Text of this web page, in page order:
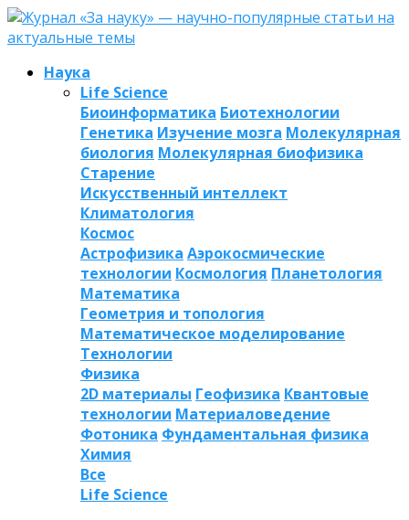
Наука
Life Science
Биоинформатика Биотехнологии
Генетика Изучение мозга Молекулярная
биология Молекулярная биофизика
Старение
Искусственный интеллект
Климатология
Космос
Астрофизика Аэрокосмические
технологии Космология Планетология
Математика
Геометрия и топология
Математическое моделирование
Технологии
Физика
2D материалы Геофизика Квантовые
технологии Материаловедение
Фотоника Фундаментальная физика
Химия
Все
Life Science